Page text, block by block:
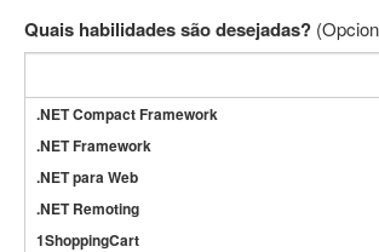
Quais habilidades são desejadas?
.NET Compact Framework
.NET Framework
.NET para Web
.NET Remoting
1ShoppingCart